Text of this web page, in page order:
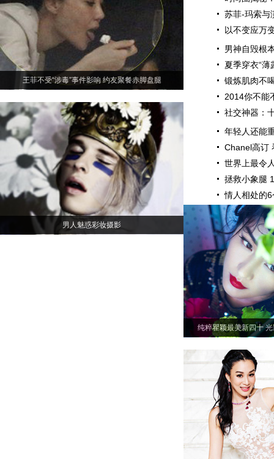
王菲不受“涉毒”事件影响 约友聚餐赤脚盘腿
男人魅惑彩妆摄影
苏菲-玛索与
以不变应万
男神自毁根
夏季穿衣“薄
锻炼肌肉不
2014你不能
社交神器：
年轻人还能
Chanel高订
世界上最令
拯救小象腿
情人相处的
纯粹瞿颖最美新四十